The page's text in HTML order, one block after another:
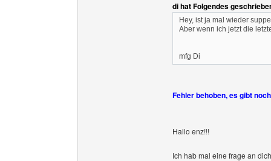
di hat Folgendes
Hey, ist ja mal wieder
Aber wenn ich jetzt die
mfg Di
Fehler behoben, es gibt
Hallo enz!!!
Ich hab mal eine frage an